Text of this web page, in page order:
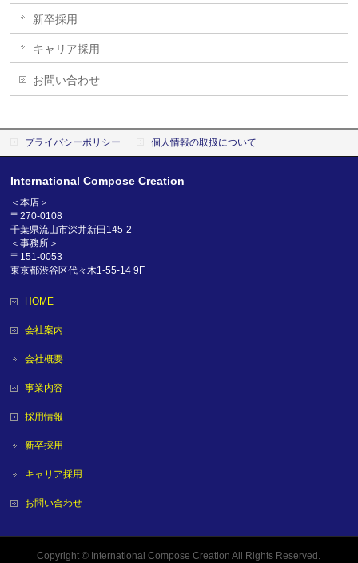
新卒採用
キャリア採用
お問い合わせ
プライバシーポリシー 個人情報の取扱について
International Compose Creation
＜本店＞
〒270-0108
千葉県流山市深井新田145-2
＜事務所＞
〒151-0053
東京都渋谷区代々木1-55-14 9F
HOME
会社案内
会社概要
事業内容
採用情報
新卒採用
キャリア採用
お問い合わせ
Copyright © International Compose Creation All Rights Reserved.